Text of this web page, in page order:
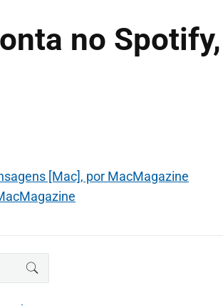
no Spotify,
[Mac], por MacMagazine
BUSCAR